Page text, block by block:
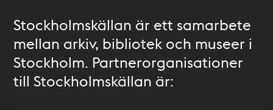
Stockholmskällan är ett samarbete
mellan arkiv, bibliotek och museer i
Stockholm. Partnerorganisationer
till Stockholmskällan är: